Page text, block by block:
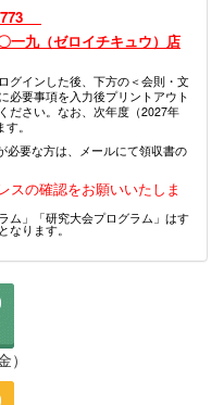
一九（ゼロイチキュウ）店
グインした後、下方の＜会則・文
必要事項を入力後プリントアウト
ださい。なお、次年度（2027年
。
必要な方は、メールにて領収書の
の確認をお願いいたしま
ム」「研究大会プログラム」はす
なります。